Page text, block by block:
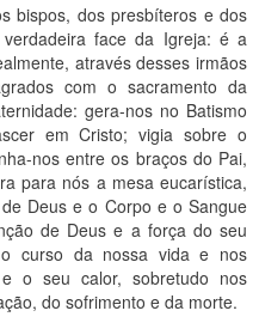
bispos, dos presbíteros e dos
face da Igreja: é a
através desses irmãos
com o sacramento da
gera-nos no Batismo
em Cristo; vigia sobre o
nos entre os braços do Pai,
para nós a mesa eucarística,
Deus e o Corpo e o Sangue
de Deus e a força do seu
curso da nossa vida e nos
o seu calor, sobretudo nos
do sofrimento e da morte.